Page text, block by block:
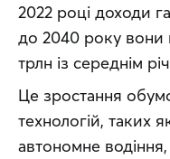
2022 році доходи
до 2040 року вони
трлн із середнім
Це зростання
технологій, таких
автономне